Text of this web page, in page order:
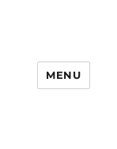
MENU